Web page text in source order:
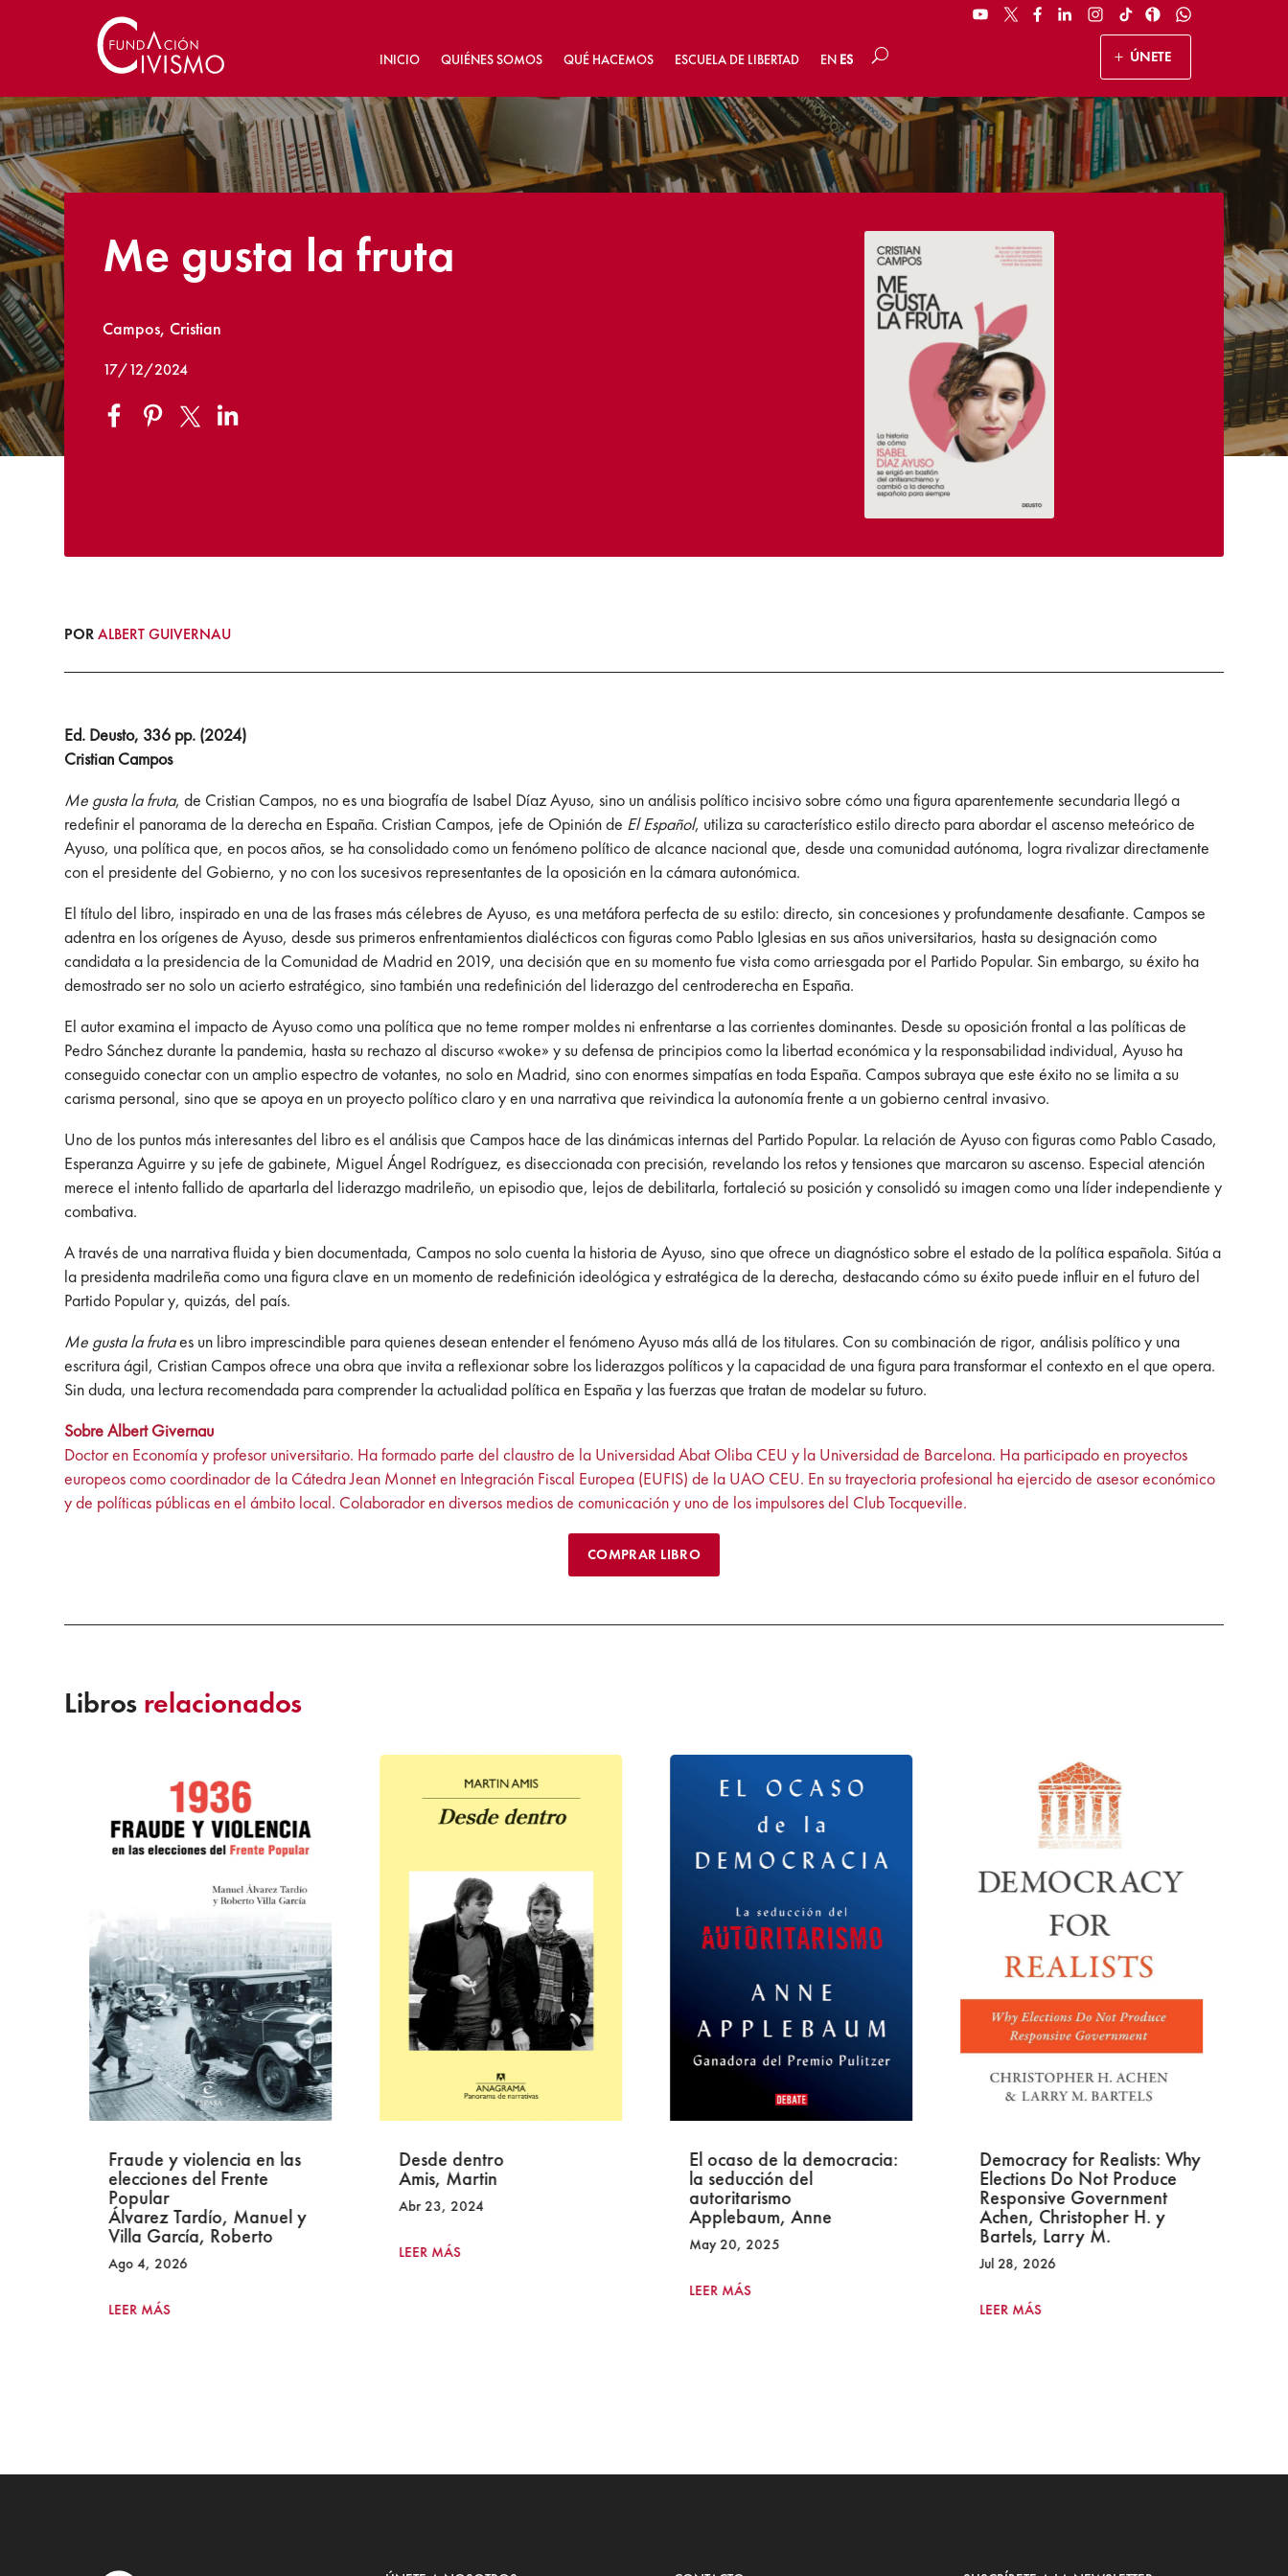
INICIO QUIÉNES SOMOS QUÉ HACEMOS ESCUELA DE LIBERTAD EN ES ÚNETE
Me gusta la fruta
Campos, Cristian
17/12/2024
PORALBERT GUIVERNAU
Ed. Deusto, 336 pp. (2024)
Cristian Campos
Me gusta la fruta, de Cristian Campos, no es una biografía de Isabel Díaz Ayuso, sino un análisis político incisivo sobre cómo una figura aparentemente secundaria llegó a
redefinir el panorama de la derecha en España. Cristian Campos, jefe de Opinión de El Español, utiliza su característico estilo directo para abordar el ascenso meteórico de
Ayuso, una política que, en pocos años, se ha consolidado como un fenómeno político de alcance nacional que, desde una comunidad autónoma, logra rivalizar directamente
con el presidente del Gobierno, y no con los sucesivos representantes de la oposición en la cámara autonómica.
El título del libro, inspirado en una de las frases más célebres de Ayuso, es una metáfora perfecta de su estilo: directo, sin concesiones y profundamente desafiante. Campos se
adentra en los orígenes de Ayuso, desde sus primeros enfrentamientos dialécticos con figuras como Pablo Iglesias en sus años universitarios, hasta su designación como
candidata a la presidencia de la Comunidad de Madrid en 2019, una decisión que en su momento fue vista como arriesgada por el Partido Popular. Sin embargo, su éxito ha
demostrado ser no solo un acierto estratégico, sino también una redefinición del liderazgo del centroderecha en España.
El autor examina el impacto de Ayuso como una política que no teme romper moldes ni enfrentarse a las corrientes dominantes. Desde su oposición frontal a las políticas de
Pedro Sánchez durante la pandemia, hasta su rechazo al discurso «woke» y su defensa de principios como la libertad económica y la responsabilidad individual, Ayuso ha
conseguido conectar con un amplio espectro de votantes, no solo en Madrid, sino con enormes simpatías en toda España. Campos subraya que este éxito no se limita a su
carisma personal, sino que se apoya en un proyecto político claro y en una narrativa que reivindica la autonomía frente a un gobierno central invasivo.
Uno de los puntos más interesantes del libro es el análisis que Campos hace de las dinámicas internas del Partido Popular. La relación de Ayuso con figuras como Pablo Casado,
Esperanza Aguirre y su jefe de gabinete, Miguel Ángel Rodríguez, es diseccionada con precisión, revelando los retos y tensiones que marcaron su ascenso. Especial atención
merece el intento fallido de apartarla del liderazgo madrileño, un episodio que, lejos de debilitarla, fortaleció su posición y consolidó su imagen como una líder independiente y
combativa.
A través de una narrativa fluida y bien documentada, Campos no solo cuenta la historia de Ayuso, sino que ofrece un diagnóstico sobre el estado de la política española. Sitúa a
la presidenta madrileña como una figura clave en un momento de redefinición ideológica y estratégica de la derecha, destacando cómo su éxito puede influir en el futuro del
Partido Popular y, quizás, del país.
Me gusta la frutaes un libro imprescindible para quienes desean entender el fenómeno Ayuso más allá de los titulares. Con su combinación de rigor, análisis político y una
escritura ágil, Cristian Campos ofrece una obra que invita a reflexionar sobre los liderazgos políticos y la capacidad de una figura para transformar el contexto en el que opera.
Sin duda, una lectura recomendada para comprender la actualidad política en España y las fuerzas que tratan de modelar su futuro.
Sobre Albert Givernau
Doctor en Economía y profesor universitario. Ha formado parte del claustro de la Universidad Abat Oliba CEU y la Universidad de Barcelona. Ha participado en proyectos
europeos como coordinador de la Cátedra Jean Monnet en Integración Fiscal Europea (EUFIS) de la UAO CEU. En su trayectoria profesional ha ejercido de asesor económico
y de políticas públicas en el ámbito local. Colaborador en diversos medios de comunicación y uno de los impulsores del Club Tocqueville.
COMPRAR LIBRO
Libros relacionados
Fraude y violencia en las
elecciones del Frente
Popular
Álvarez Tardío, Manuel y
Villa García, Roberto
Ago 4, 2026
LEER MÁS
Desde dentro
Amis, Martin
Abr 23, 2024
LEER MÁS
El ocaso de la democracia:
la seducción del
autoritarismo
Applebaum, Anne
May 20, 2025
LEER MÁS
Democracy for Realists: Why
Elections Do Not Produce
Responsive Government
Achen, Christopher H. y
Bartels, Larry M.
Jul 28, 2026
LEER MÁS